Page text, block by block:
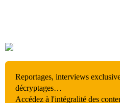
Reportages, interviews
décryptages…
Accédez à l'intégralité des